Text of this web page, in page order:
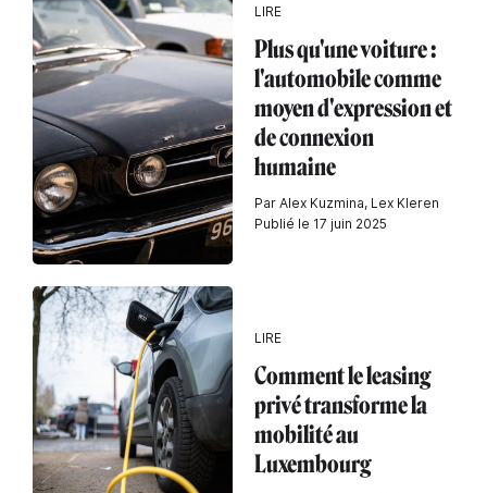
LIRE
Plus qu'une voiture :
l'automobile comme
moyen d'expression et
de connexion
humaine
Par Alex Kuzmina, Lex Kleren
Publié le 17 juin 2025
LIRE
Comment le leasing
privé transforme la
mobilité au
Luxembourg